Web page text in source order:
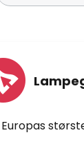
Europas